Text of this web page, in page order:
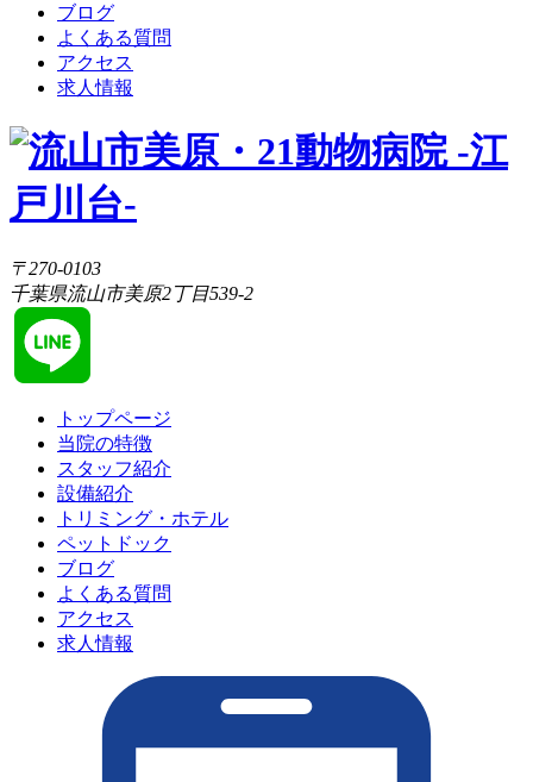
ブログ
よくある質問
アクセス
求人情報
〒270-0103
千葉県流山市美原2丁目539-2
トップページ
当院の特徴
スタッフ紹介
設備紹介
トリミング・ホテル
ペットドック
ブログ
よくある質問
アクセス
求人情報